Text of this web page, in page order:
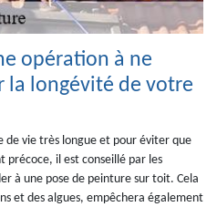
opération à ne
la longévité de votre
vie très longue et pour éviter que
précoce, il est conseillé par les
à une pose de peinture sur toit. Cela
et des algues, empêchera également